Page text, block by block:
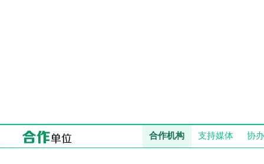
合作机构 支持媒体 协